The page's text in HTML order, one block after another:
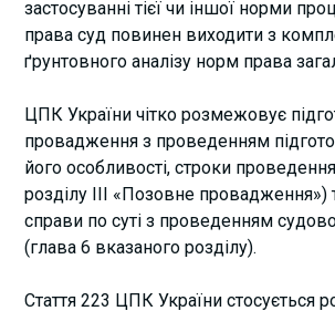
застосуванні тієї чи іншої норми
права суд повинен виходити з
ґрунтовного аналізу норм права
ЦПК України чітко розмежовує
провадження з проведенням
його особливості, строки
розділу III «Позовне провадження»)
справи по суті з проведенням
(глава 6 вказаного розділу).
Стаття 223 ЦПК України стосується